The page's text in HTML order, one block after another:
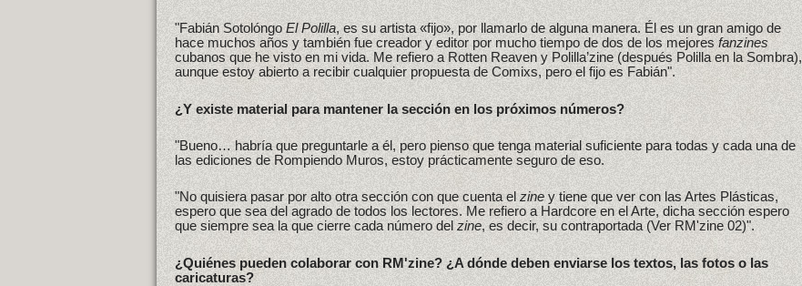
"Fabián SotolóngoEl Polilla, es su artista «fijo», por llamarlo de alguna manera. Él es un gran amigo de
hace muchos años y también fue creador y editor por mucho tiempo de dos de los mejoresfanzines
cubanos que he visto en mi vida. Me refiero a Rotten Reaven y Polilla’zine (después Polilla en la Sombra),
aunque estoy abierto a recibir cualquier propuesta de Comixs, pero el fijo es Fabián".
¿Y existe material para mantener la sección en los próximos números?
"Bueno… habría que preguntarle a él, pero pienso que tenga material suficiente para todas y cada una de
las ediciones de Rompiendo Muros, estoy prácticamente seguro de eso.
"No quisiera pasar por alto otra sección con que cuenta elziney tiene que ver con las Artes Plásticas,
espero que sea del agrado de todos los lectores. Me refiero a Hardcore en el Arte, dicha sección espero
que siempre sea la que cierre cada número delzine, es decir, su contraportada (Ver RM'zine 02)".
¿Quiénes pueden colaborar con RM'zine? ¿A dónde deben enviarse los textos, las fotos o las
caricaturas?